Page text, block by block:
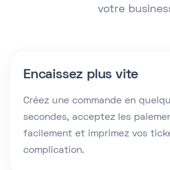
votre
Encaissez plus vite
Créez une commande en
secondes, acceptez les
facilement et imprimez vos
complication.